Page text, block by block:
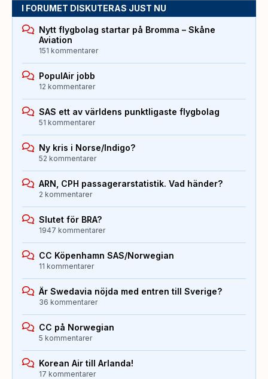
I FORUMET DISKUTERAS JUST NU
Nytt flygbolag startar på Bromma – Skåne
Aviation
151 kommentarer
PopulAir jobb
12 kommentarer
SAS ett av världens punktligaste flygbolag
51 kommentarer
Ny kris i Norse/Indigo?
52 kommentarer
ARN, CPH passagerarstatistik. Vad händer?
2 kommentarer
Slutet för BRA?
1947 kommentarer
CC Köpenhamn SAS/Norwegian
11 kommentarer
Är Swedavia nöjda med entren till Sverige?
36 kommentarer
CC på Norwegian
5 kommentarer
Korean Air till Arlanda!
17 kommentarer